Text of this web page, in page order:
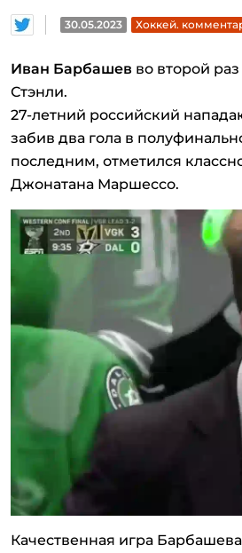
30.05.2023 Хоккей.
Иван Барбашев во второй
Стэнли.
27-летний российский
забив два гола в
последним, отметился
Джонатана Маршессо.
Качественная игра